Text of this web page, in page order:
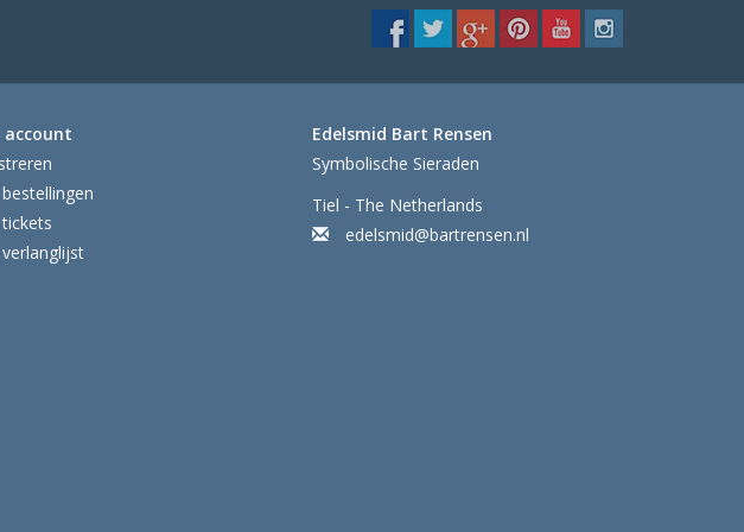
account
Edelsmid Bart Rensen
Symbolische Sieraden
Tiel - The Netherlands
edelsmid@bartrensen.nl